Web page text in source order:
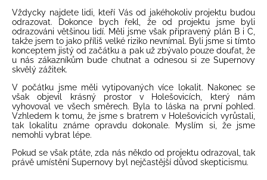
Vždycky najdete lidi, kteří Vás od jakéhokoliv projektu budou
odrazovat. Dokonce bych řekl, že od projektu jsme byli
odrazováni většinou lidí. Měli jsme však připravený plán B i C,
takže jsem to jako příliš velké riziko nevnímal. Byli jsme si tímto
konceptem jistý od začátku a pak už zbývalo pouze doufat, že
u nás zákazníkům bude chutnat a odnesou si ze Supernovy
skvělý zážitek.
V počátku jsme měli vytipovaných více lokalit. Nakonec se
však objevil krásný prostor v Holešovicích, který nám
vyhovoval ve všech směrech. Byla to láska na první pohled.
Vzhledem k tomu, že jsme s bratrem v Holešovicích vyrůstali,
tak lokalitu známe opravdu dokonale. Myslím si, že jsme
nemohli vybrat lépe.
Pokud se však ptáte, zda nás někdo od projektu odrazoval, tak
právě umístění Supernovy byl nejčastější důvod skepticismu.